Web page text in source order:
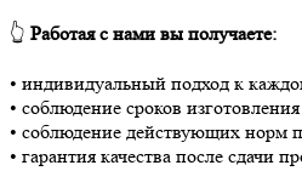
👆 Работая с нами вы получаете:
• индивидуальный подход к
• соблюдение сроков
• соблюдение действующих норм
• гарантия качества после сдачи